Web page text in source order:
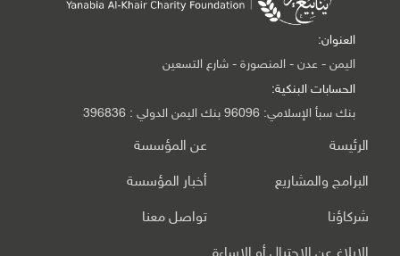
العنوان:
اليمن - عدن - المنصورة - شارع التسعين
الحسابات البنكية:
بنك سبأ الإسلامي: 96096 بنك اليمن الدولي : 396836
الرئيسة عن المؤسسة
البرامج والمشاريع أخبار المؤسسة
شركاؤنا تواصل معنا